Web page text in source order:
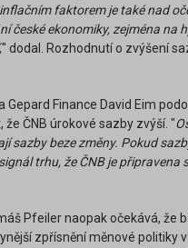
faktorem je také nad
české ekonomiky, zejména na
" dodal. Rozhodnutí o zvýšení
Finance David Eim
ČNB úrokové sazby zvýší. "
sazby beze změny. Pokud
trhu, že ČNB je
Pfeiler naopak očekává, že
zpřísnění měnové politiky